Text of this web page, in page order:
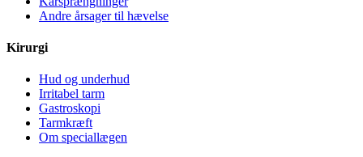
Andre årsager til hævelse
Kirurgi
Hud og underhud
Irritabel tarm
Gastroskopi
Tarmkræft
Om speciallægen